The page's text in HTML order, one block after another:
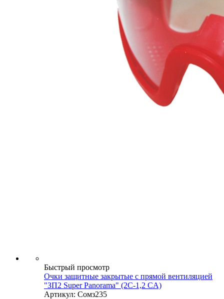
Быстрый просмотр
Очки защитные закрытые с прямой вентиляцией
"ЗП2 Super Panorama" (2С-1,2 CA)
Артикул: Сомз235